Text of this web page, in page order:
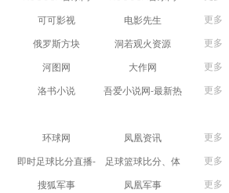
可可影视 电影先生
更多
俄罗斯方块 洞若观火资源
更多
河图网 大作网
更多
洛书小说
吾爱小说网-最新热
更多
环球网 凤凰资讯
更多
即时足球比分直播-
精准赛程赛果及角
足球篮球比分、体
育赛果直播|让足球
更多
搜狐军事 凤凰军事
更多